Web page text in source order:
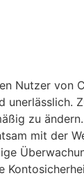
Nutzer
zu
mit der